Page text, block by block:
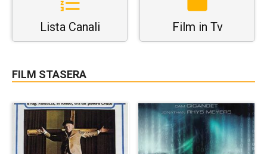
Lista Canali Film in Tv
FILM STASERA